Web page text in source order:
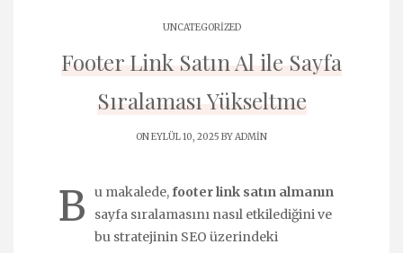
UNCATEGORIZED
Footer Link Satın Al ile Sayfa
Sıralaması Yükseltme
ON EYLÜL 10, 2025 BYADMIN
B u makalede, footer link satın almanın
sayfa sıralamasını nasıl etkilediğini ve
bu stratejinin SEO üzerindeki